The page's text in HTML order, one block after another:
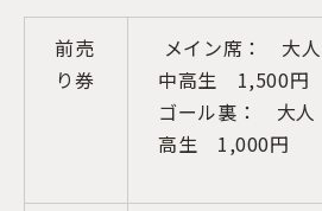
前売
り券
メイン席：
中高生 1,500円
ゴール裏： 大
高生 1,000円